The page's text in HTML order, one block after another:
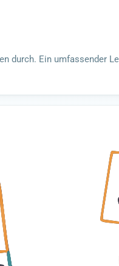
durch. Ein umfassender